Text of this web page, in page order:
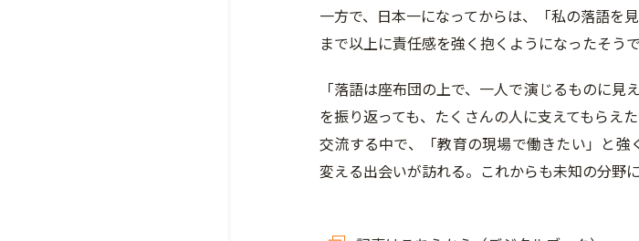
一方で、日本一になってからは、「私の落語を
まで以上に責任感を強く抱くようになったそうで
「落語は座布団の上で、一人で演じるものに
を振り返っても、たくさんの人に支えてもらえ
交流する中で、「教育の現場で働きたい」と
変える出会いが訪れる。これからも未知の分野